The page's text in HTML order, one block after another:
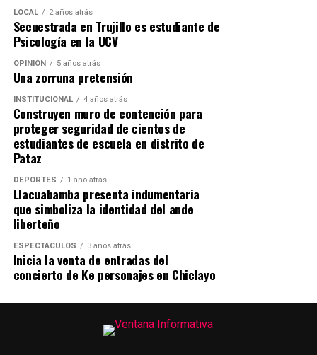
LOCAL 2 años atrás
Secuestrada en Trujillo es estudiante de
Psicología en la UCV
OPINIÓN 5 años atrás
Una zorruna pretensión
INSTITUCIONAL 4 años atrás
Construyen muro de contención para
proteger seguridad de cientos de
estudiantes de escuela en distrito de
Pataz
DEPORTES 1 año atrás
Llacuabamba presenta indumentaria
que simboliza la identidad del ande
liberteño
ESPECTÁCULOS 3 años atrás
Inicia la venta de entradas del
concierto de Ke personajes en Chiclayo